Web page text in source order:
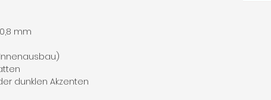
mm
dunklen Akzenten